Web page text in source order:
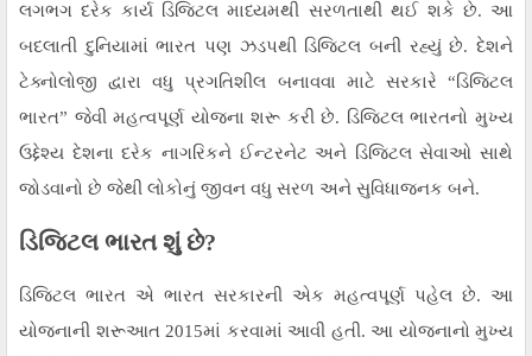
લગભગ દરેક કાર્ય ડિજિટલ માધ્યમથી સરળતાથી થઈ શકે છે. આ
બદલાતી દુનિયામાં ભારત પણ ઝડપથી ડિજિટલ બની રહ્યું છે. દેશને
ટેક્નોલોજી દ્વારા વધુ પ્રગતિશીલ બનાવવા માટે સરકારે “ડિજિટલ
ભારત” જેવી મહત્વપૂર્ણ યોજના શરૂ કરી છે. ડિજિટલ ભારતનો મુખ્ય
ઉદ્દેશ્ય દેશના દરેક નાગરિકને ઈન્ટરનેટ અને ડિજિટલ સેવાઓ સાથે
જોડવાનો છે જેથી લોકોનું જીવન વધુ સરળ અને સુવિધાજનક બને.
ડિજિટલ ભારત શું છે?
ડિજિટલ ભારત એ ભારત સરકારની એક મહત્વપૂર્ણ પહેલ છે. આ
યોજનાની શરૂઆત 2015માં કરવામાં આવી હતી. આ યોજનાનો મુખ્ય